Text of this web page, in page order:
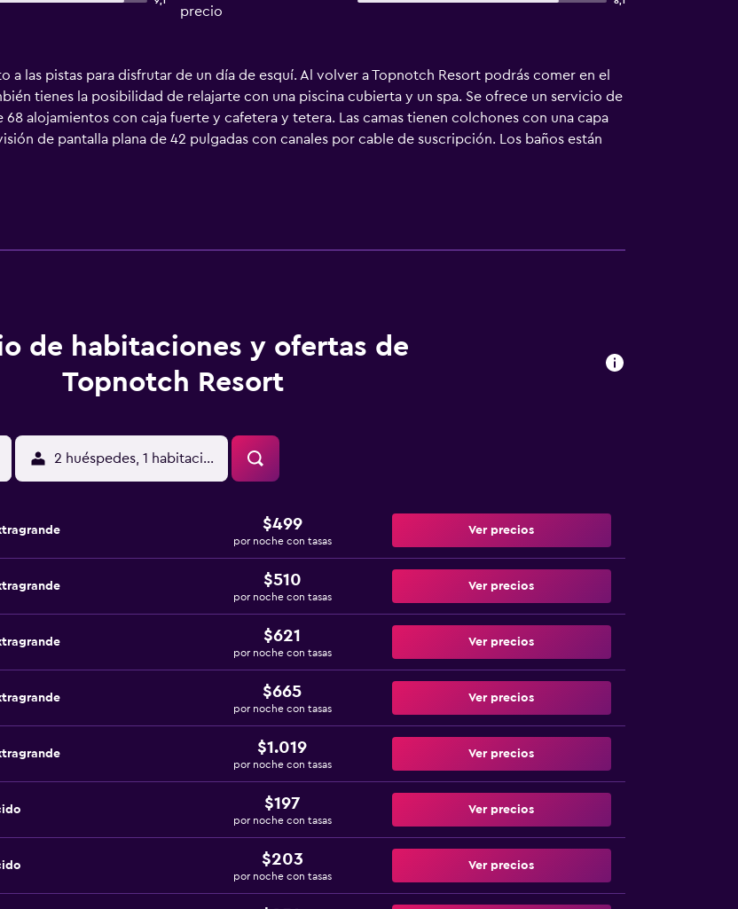
precio
las pistas para disfrutar de un día de esquí. Al volver a Topnotch Resort podrás comer en el
tienes la posibilidad de relajarte con una piscina cubierta y un spa. Se ofrece un servicio de
alojamientos con caja fuerte y cafetera y tetera. Las camas tienen colchones con una capa
de pantalla plana de 42 pulgadas con canales por cable de suscripción. Los baños están
albornoces, artículos de higiene personal de diseño y artículos de higiene personal gratuitos.
wifi gratis. Entre las comodidades especialmente pensadas para las personas en viaje de
de habitaciones y ofertas de
Topnotch Resort
2 huéspedes, 1 habitación
$499
por noche con tasas
Ver precios
$510
por noche con tasas
Ver precios
$621
por noche con tasas
Ver precios
$665
por noche con tasas
Ver precios
$1.019
por noche con tasas
Ver precios
$197
por noche con tasas
Ver precios
$203
por noche con tasas
Ver precios